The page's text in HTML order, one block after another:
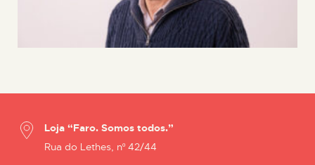
Loja “Faro. Somos todos.”
Rua do Lethes, nº 42/44